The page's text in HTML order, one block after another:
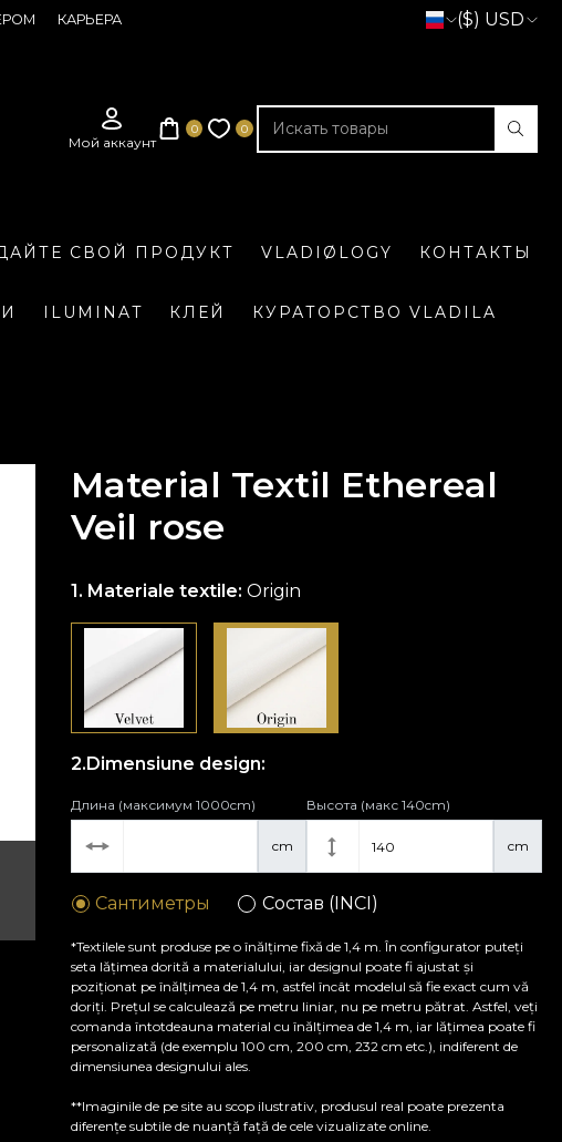
КАРЬЕРА ($) USD
СВОЙ ПРОДУКТ VLADIØLOGY КОНТАКТЫ
ILUMINAT КЛЕЙ КУРАТОРСТВО VLADILA
Material Textil Ethereal
Veil rose
Materiale textile:Origin
Dimensiune design:
cm
Длина (максимум 1000cm)
cm
Высота (макс 140cm)
Сантиметры Состав (INCI)
*Textilele sunt produse pe o înălțime fixă de 1,4 m. În configurator puteți
seta lățimea dorită a materialului, iar designul poate fi ajustat și
poziționat pe înălțimea de 1,4 m, astfel încât modelul să fie exact cum vă
doriți. Prețul se calculează pe metru liniar, nu pe metru pătrat. Astfel, veți
comanda întotdeauna material cu înălțimea de 1,4 m, iar lățimea poate fi
personalizată (de exemplu 100 cm, 200 cm, 232 cm etc.), indiferent de
dimensiunea designului ales.
**Imaginile de pe site au scop ilustrativ, produsul real poate prezenta
diferențe subtile de nuanță față de cele vizualizate online.